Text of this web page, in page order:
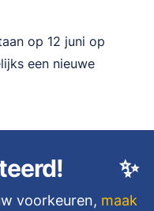
op 12 juni op
een nieuwe
✨
voorkeuren, maak